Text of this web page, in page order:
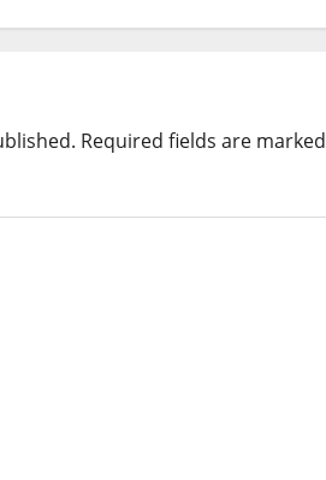
Required fields are marked